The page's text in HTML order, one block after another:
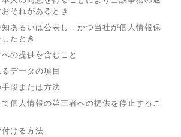
それがあるとき
あるいは公表し，かつ当社が個人情報保
たとき
の提供を含むこと
データの項目
段または方法
個人情報の第三者への提供を停止するこ
ける方法